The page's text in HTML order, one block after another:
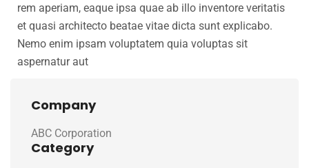
rem aperiam, eaque ipsa quae ab illo inventore veritatis
et quasi architecto beatae vitae dicta sunt explicabo.
Nemo enim ipsam voluptatem quia voluptas sit
aspernatur aut
Company
ABC Corporation
Category